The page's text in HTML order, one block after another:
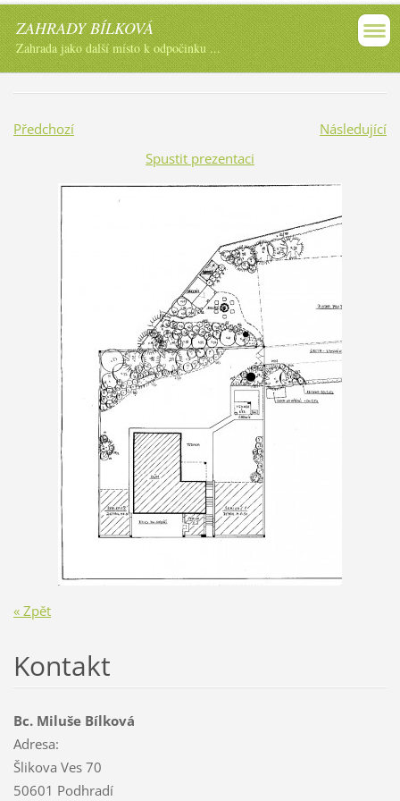
ZAHRADY BÍLKOVÁ
Zahrada jako další místo k odpočinku ...
Předchozí
Následující
Spustit prezentaci
« Zpět
Kontakt
Bc. Miluše Bílková
Adresa:
Šlikova Ves 70
50601 Podhradí